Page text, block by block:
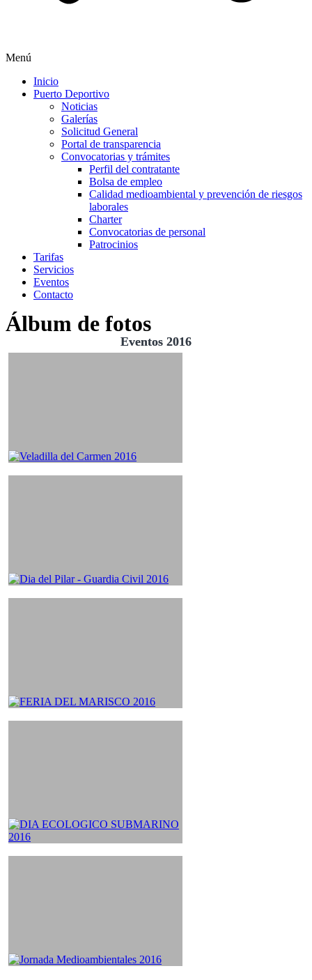
Menú
Inicio
Puerto Deportivo
Noticias
Galerías
Solicitud General
Portal de transparencia
Convocatorias y trámites
Perfil del contratante
Bolsa de empleo
Calidad medioambiental y prevención de riesgos
laborales
Charter
Convocatorias de personal
Patrocinios
Tarifas
Servicios
Eventos
Contacto
Álbum de fotos
Eventos 2016